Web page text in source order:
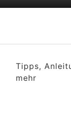
Tipps,
mehr